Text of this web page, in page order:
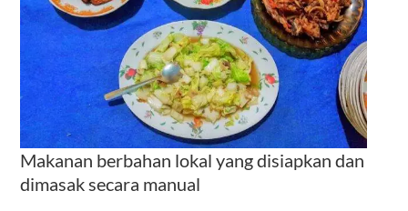
Makanan berbahan lokal yang disiapkan dan
dimasak secara manual